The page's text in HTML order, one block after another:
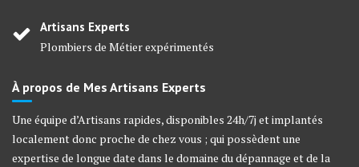
Artisans Experts
Plombiers de Métier expérimentés
À propos de Mes Artisans Experts
Une équipe d’Artisans rapides, disponibles 24h/7j et implantés
localement donc proche de chez vous ; qui possèdent une
expertise de longue date dans le domaine du dépannage et de la